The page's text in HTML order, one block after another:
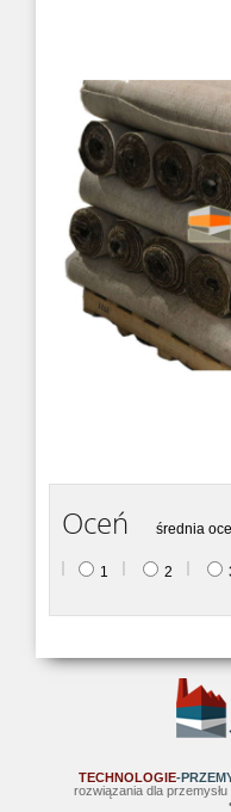
Oceń średnia
1 2
TECHNOLOGIE-
rozwiązania dla